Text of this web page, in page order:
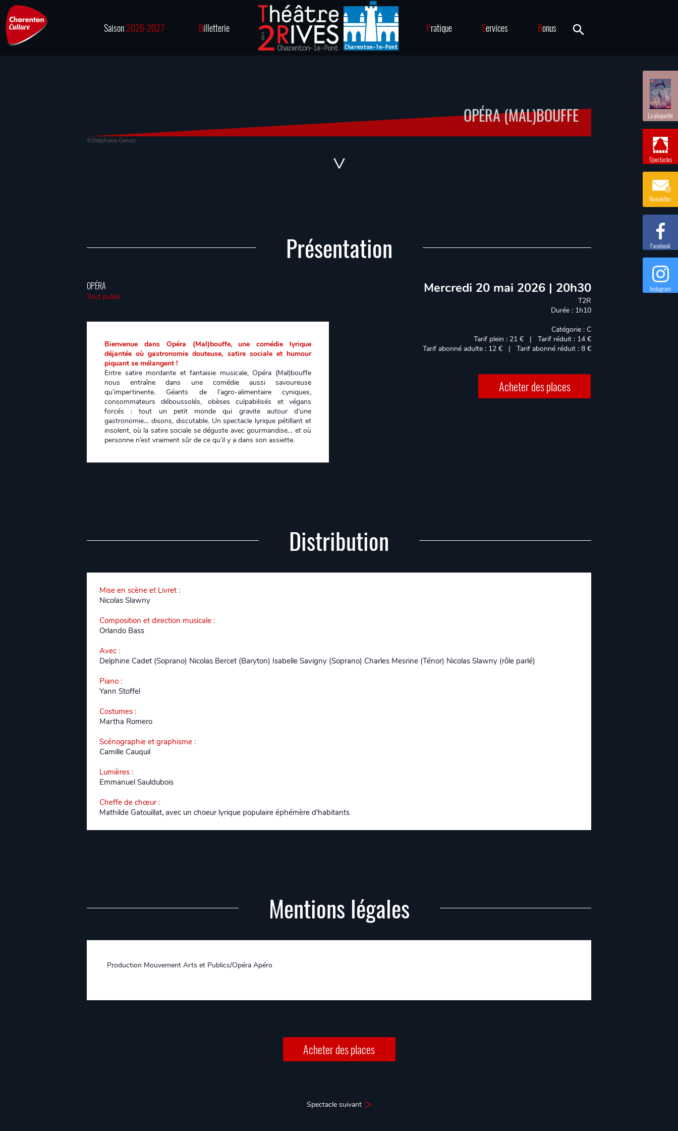
Saison2026-2027 Billetterie Pratique Services Bonus
La plaquette
Spectacles
Newsletter
Facebook
Instagram
OPÉRA (MAL)BOUFFE
©Stéphane Genez
Présentation
OPÉRA
Tout public
Bienvenue dans Opéra (Mal)bouffe, une comédie lyrique
déjantée où gastronomie douteuse, satire sociale et humour
piquant se mélangent !
Entre satire mordante et fantaisie musicale, Opéra (Mal)bouffe
nous entraîne dans une comédie aussi savoureuse
qu’impertinente. Géants de l’agro-alimentaire cyniques,
consommateurs déboussolés, obèses culpabilisés et végans
forcés : tout un petit monde qui gravite autour d’une
gastronomie… disons, discutable. Un spectacle lyrique pétillant et
insolent, où la satire sociale se déguste avec gourmandise… et où
personne n’est vraiment sûr de ce qu’il y a dans son assiette.
Mercredi 20 mai 2026 | 20h30
T2R
Durée : 1h10
Catégorie : C
Tarif plein : 21 € | Tarif réduit : 14 €
Tarif abonné adulte : 12 € | Tarif abonné réduit : 8 €
Acheter des places
Distribution
Mise en scène et Livret :
Nicolas Slawny
Composition et direction musicale :
Orlando Bass
Avec :
Delphine Cadet (Soprano) Nicolas Bercet (Baryton) Isabelle Savigny (Soprano) Charles Mesrine (Ténor) Nicolas Slawny (rôle parlé)
Piano :
Yann Stoffel
Costumes :
Martha Romero
Scénographie et graphisme :
Camille Cauquil
Lumières :
Emmanuel Sauldubois
Cheffe de chœur :
Mathilde Gatouillat, avec un choeur lyrique populaire éphémère d'habitants
Mentions légales
Production Mouvement Arts et Publics/Opéra Apéro
Acheter des places
Spectacle suivant